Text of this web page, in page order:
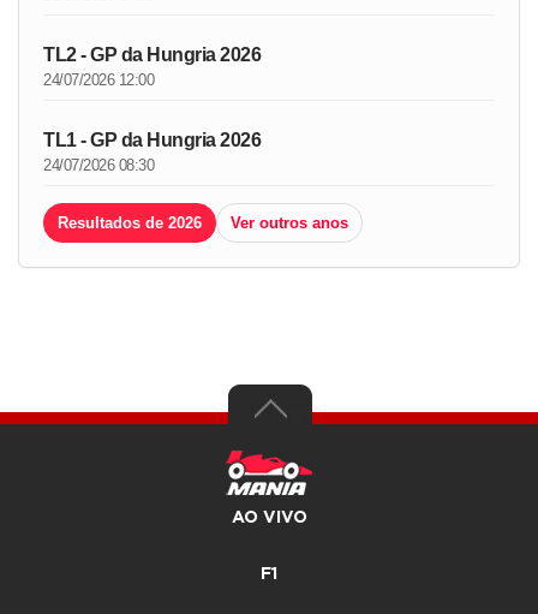
TL2 - GP da Hungria 2026
24/07/2026 12:00
TL1 - GP da Hungria 2026
24/07/2026 08:30
Resultados de 2026 Ver outros anos
AO VIVO
F1